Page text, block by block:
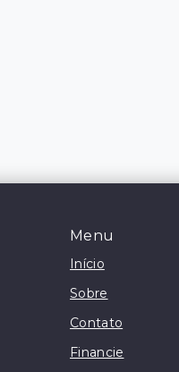
Menu
Início
Sobre
Contato
Financie